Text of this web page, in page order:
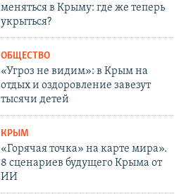
меняться в Крыму: где же теперь
укрыться?
ОБЩЕСТВО
«Угроз не видим»: в Крым на
отдых и оздоровление завезут
тысячи детей
КРЫМ
«Горячая точка» на карте мира».
8 сценариев будущего Крыма от
ИИ